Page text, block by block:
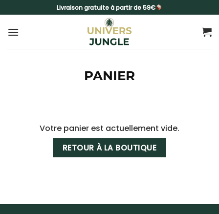
au
contenu
Livraison gratuite à partir de 59€
PANIER
Votre panier est actuellement vide.
RETOUR À LA BOUTIQUE